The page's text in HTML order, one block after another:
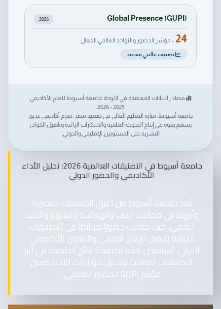
Global Presence (GUPI)
2026
24 • مؤشر الحضور والتواجد العالمي الفعال
تصنيف عالمي معتمد
مصادر البيانات المعتمدة في اللوحة لجامعة أسيوط للعام الأكاديمي
2025 - 2026.
جامعة أسيوط: منارة التعليم العالي في صعيد مصر، صرح أكاديمي عريق
يسهم بقوة في إنتاج البحوث العلمية والابتكارات الرائدة وتأهيل الكوادر
البشرية على المستويين الإقليمي والدولي.
جامعة أسيوط في التصنيفات العالمية 2026: تحليل الأداء
الأكاديمي والحضور الدولي
تُعد جامعة أسيوط من أعرق الجامعات المصرية
وأبرزها في مجالات الطب والهندسة والعلوم والبحث
العلمي، حيث حققت حضورًا متناميًا في التصنيفات
الدولية بفضل الإنتاج العلمي والتعاون الأكاديمي
الدولي. تستعرض هذه الصفحة نتائج الجامعة في أبرز
التصنيفات العالمية وتحليل مؤشرات الأداء ضمن
مؤشر GUPI للحضور العالمي.